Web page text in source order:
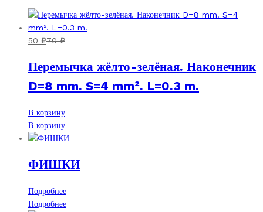
50 ₽70₽
Перемычка жёлто-зелёная. Наконечник
D=8 mm. S=4 mm². L=0.3 m.
В корзину
В корзину
ФИШКИ
Подробнее
Подробнее